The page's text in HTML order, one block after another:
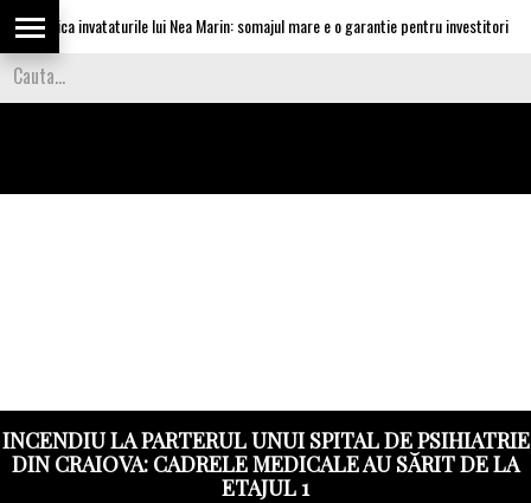
aplica invataturile lui Nea Marin: somajul mare e o garantie pentru investitori
INCENDIU LA PARTERUL UNUI SPITAL DE PSIHIATRIE
DIN CRAIOVA: CADRELE MEDICALE AU SĂRIT DE LA
ETAJUL 1